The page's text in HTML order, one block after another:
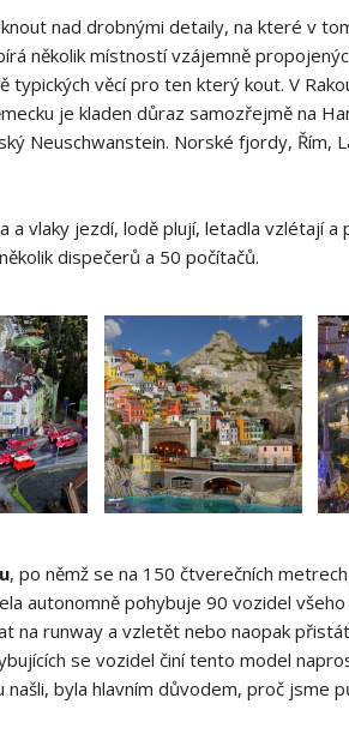
nad drobnými detaily, na které v
několik místností vzájemně
věcí pro ten který kout. V
je kladen důraz samozřejmě na
Neuschwanstein. Norské fjordy, Řím,
vlaky jezdí, lodě plují, letadla vzlétají a
dispečerů a 50 počítačů.
, po němž se na 150 čtverečních
autonomně pohybuje 90 vozidel
na runway a vzletět nebo naopak
se vozidel činí tento model
byla hlavním důvodem, proč jsme